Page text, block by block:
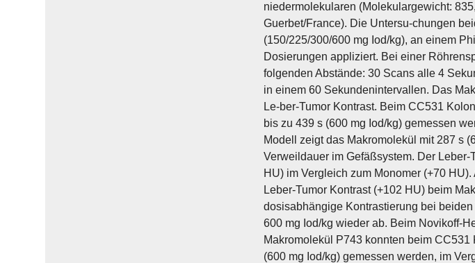
niedermolekularen (Molekulargewicht:
Guerbet/France). Die Untersu-chungen
(150/225/300/600 mg Iod/kg), an einem
Dosierungen appliziert. Bei einer
folgenden Abstände: 30 Scans alle 4
in einem 60 Sekundenintervallen. Das
Le-ber-Tumor Kontrast. Beim CC531
bis zu 439 s (600 mg Iod/kg) gemessen
Modell zeigt das Makromolekül mit 287 s
Verweildauer im Gefäßsystem. Der
HU) im Vergleich zum Monomer (+70
Leber-Tumor Kontrast (+102 HU) beim
dosisabhängige Kontrastierung bei
600 mg Iod/kg wieder ab. Beim Novikoff-
Makromolekül P743 konnten beim
(600 mg Iod/kg) gemessen werden, im